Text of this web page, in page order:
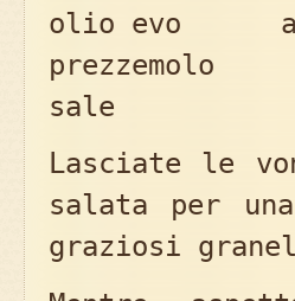
olio evo a
prezzemolo
sale
Lasciate le
salata per
graziosi